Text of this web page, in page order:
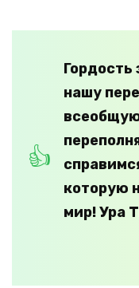
Гордость
нашу
которую
мир! Ура